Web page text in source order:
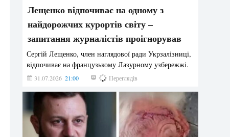
Лещенко відпочиває на одному з
найдорожчих курортів світу –
запитання журналістів проігнорував
Сергій Лещенко, член наглядової ради Укрзалізниці,
відпочиває на французькому Лазурному узбережжі.
31.07.2026 21:00 210 Переглядів